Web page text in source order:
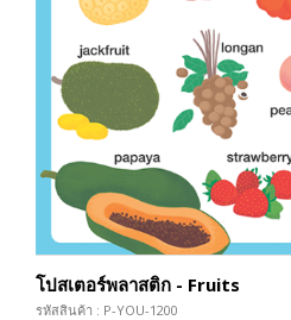
โปสเตอร์พลาสติก - Fruits
รหัสสินค้า : P-YOU-1200